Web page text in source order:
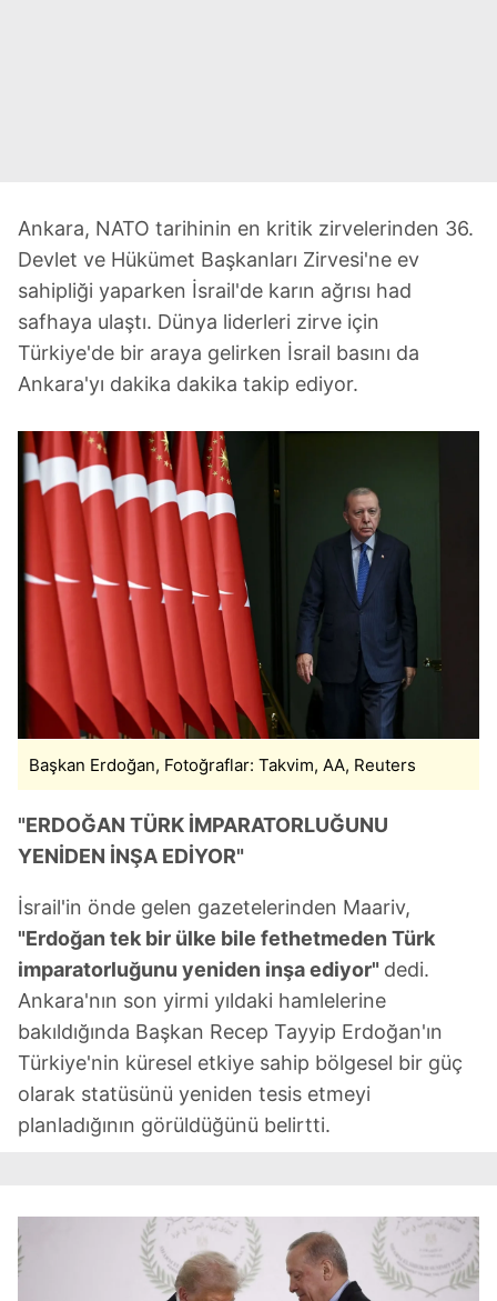
Ankara, NATO tarihinin en kritik zirvelerinden 36.
Devlet ve Hükümet Başkanları Zirvesi'ne ev
sahipliği yaparken İsrail'de karın ağrısı had
safhaya ulaştı. Dünya liderleri zirve için
Türkiye'de bir araya gelirken İsrail basını da
Ankara'yı dakika dakika takip ediyor.
Başkan Erdoğan, Fotoğraflar: Takvim, AA, Reuters
"ERDOĞAN TÜRK İMPARATORLUĞUNU
YENİDEN İNŞA EDİYOR"
İsrail'in önde gelen gazetelerinden Maariv,
"Erdoğan tek bir ülke bile fethetmeden Türk
imparatorluğunu yeniden inşa ediyor" dedi.
Ankara'nın son yirmi yıldaki hamlelerine
bakıldığında Başkan Recep Tayyip Erdoğan'ın
Türkiye'nin küresel etkiye sahip bölgesel bir güç
olarak statüsünü yeniden tesis etmeyi
planladığının görüldüğünü belirtti.